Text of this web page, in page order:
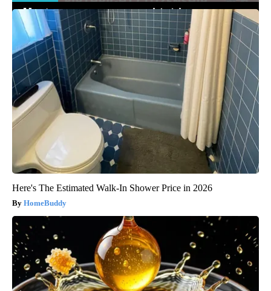
Here's The Estimated Walk-In Shower Price in 2026
HomeBuddy